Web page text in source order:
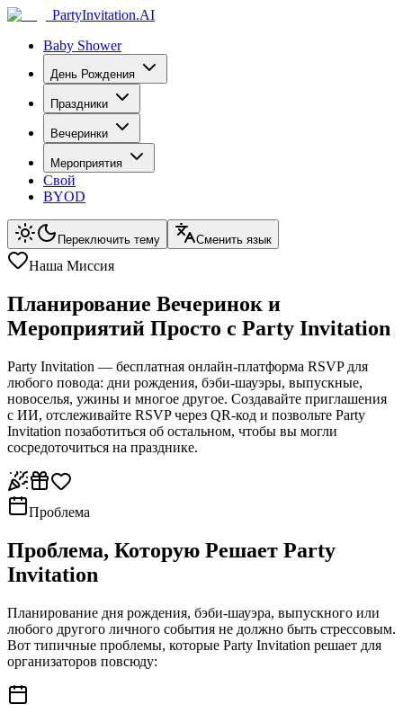
PartyInvitation.AI
Baby Shower
День Рождения
Праздники
Вечеринки
Мероприятия
Свой
BYOD
Переключить тему Сменить язык
Наша Миссия
Планирование Вечеринок и
Мероприятий Просто с Party Invitation
Party Invitation — бесплатная онлайн-платформа RSVP для
любого повода: дни рождения, бэби-шауэры, выпускные,
новоселья, ужины и многое другое. Создавайте приглашения
с ИИ, отслеживайте RSVP через QR-код и позвольте Party
Invitation позаботиться об остальном, чтобы вы могли
сосредоточиться на празднике.
Проблема
Проблема, Которую Решает Party
Invitation
Планирование дня рождения, бэби-шауэра, выпускного или
любого другого личного события не должно быть стрессовым.
Вот типичные проблемы, которые Party Invitation решает для
организаторов повсюду: